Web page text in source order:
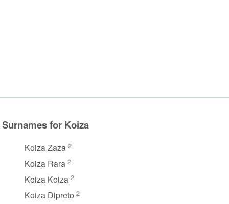
Surnames for Koiza
Koiza Zaza 2
Koiza Rara 2
Koiza Koiza 2
Koiza Dipreto 2